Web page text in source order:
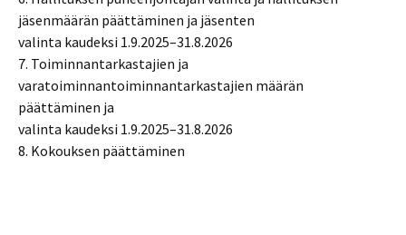
jäsenmäärän päättäminen ja jäsenten
valinta kaudeksi 1.9.2025–31.8.2026
7. Toiminnantarkastajien ja
varatoiminnantoiminnantarkastajien määrän
päättäminen ja
valinta kaudeksi 1.9.2025–31.8.2026
8. Kokouksen päättäminen